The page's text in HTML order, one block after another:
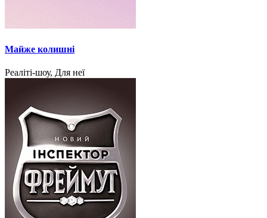
Майже колишні
Реаліті-шоу, Для неї